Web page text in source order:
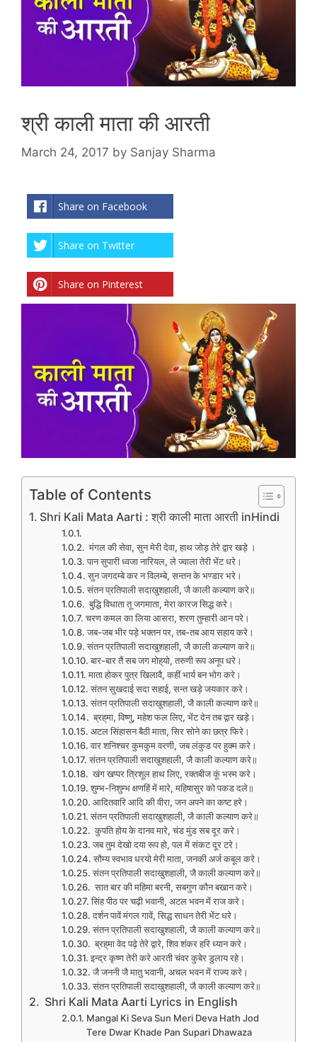
श्री काली माता की आरती
March 24, 2017 by Sanjay Sharma
Share on Facebook
Share on Twitter
Share on Pinterest
Table of Contents
Shri Kali Mata Aarti : श्री काली माता आरती inHindi
मंगल की सेवा, सुन मेरी देवा, हाथ जोड़ तेरे द्वार खड़े ।
पान सुपारी ध्वजा नारियल, ले ज्वाला तेरी भेंट धरे।
सुन जगदम्बे कर न विलम्बे, सन्तन के भण्डार भरे।
संतन प्रतिपाली सदाखुशहाली, जै काली कल्याण करे॥
बुद्धि विधाता तू जगमाता, मेरा कारज सिद्ध करे।
चरण कमल का लिया आसरा, शरण तुम्हारी आन परे।
जब-जब भीर पड़े भक्तन पर, तब-तब आय सहाय करे।
संतन प्रतिपाली सदाखुशहाली, जै काली कल्याण करे॥
बार-बार तैं सब जग मोह्‌यो, तरुणी रूप अनूप धरे।
माता होकर पुत्र खिलावै, कहीं भार्य बन भोग करे।
संतन सुखदाई सदा सहाई, सन्त खड़े जयकार करे।
संतन प्रतिपाली सदाखुशहाली, जै काली कल्याण करे॥
ब्रह्‌मा, विष्णु, महेश फल लिए, भेंट देन तब द्वार खड़े।
अटल सिंहासन बैठी माता, सिर सोने का छत्र फिरे।
वार शनिश्चर कुमकुम वरणी, जब लंकुड पर हुक्म करे।
संतन प्रतिपाली सदाखुशहाली, जै काली कल्याण करे॥
खंग खप्पर त्रिशूल हाथ लिए, रक्तबीज कूं भस्म करे।
शुम्भ-निशुम्भ क्षणहिं में मारे, महिषासुर को पकड दले॥
आदितवारि आदि की वीरा, जन अपने का कष्ट हरे।
संतन प्रतिपाली सदाखुशहाली, जै काली कल्याण करे॥
कुपति होय के दानव मारे, चंड मुंड सब दूर करे।
जब तुम देखो दया रूप हो, पल में संकट दूर टरे।
सौम्य स्वभाव धरयो मेरी माता, जनकी अर्ज कबूल करे।
संतन प्रतिपाली सदाखुशहाली, जै काली कल्याण करे॥
सात बार की महिमा बरनी, सबगुण कौन बखान करे।
सिंह पीठ पर चढ़ी भवानी, अटल भवन में राज करे।
दर्शन पावें मंगल गावें, सिद्ध साधन तेरी भेंट धरे।
संतन प्रतिपाली सदाखुशहाली, जै काली कल्याण करे॥
ब्रह्‌मा वेद पढ़े तेरे द्वारे, शिव शंकर हरि ध्यान करे।
इन्द्र कृष्ण तेरी करे आरती चंवर कुबेर डुलाय रहे।
जै जननी जै मातु भवानी, अचल भवन में राज्य करे।
संतन प्रतिपाली सदाखुशहाली, जै काली कल्याण करे॥
Shri Kali Mata Aarti Lyrics in English
Mangal Ki Seva Sun Meri Deva Hath Jod
Tere Dwar Khade Pan Supari Dhawaza